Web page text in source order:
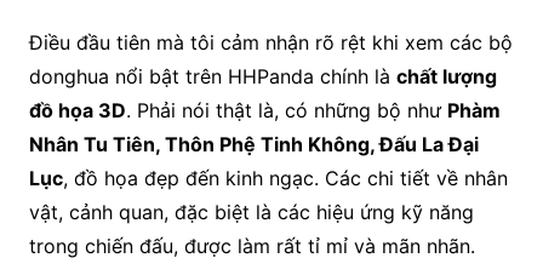
Điều đầu tiên mà tôi cảm nhận rõ rệt khi xem các bộ
donghua nổi bật trên HHPanda chính là chất lượng
đồ họa 3D. Phải nói thật là, có những bộ như Phàm
Nhân Tu Tiên, Thôn Phệ Tinh Không, Đấu La Đại
Lục, đồ họa đẹp đến kinh ngạc. Các chi tiết về nhân
vật, cảnh quan, đặc biệt là các hiệu ứng kỹ năng
trong chiến đấu, được làm rất tỉ mỉ và mãn nhãn.